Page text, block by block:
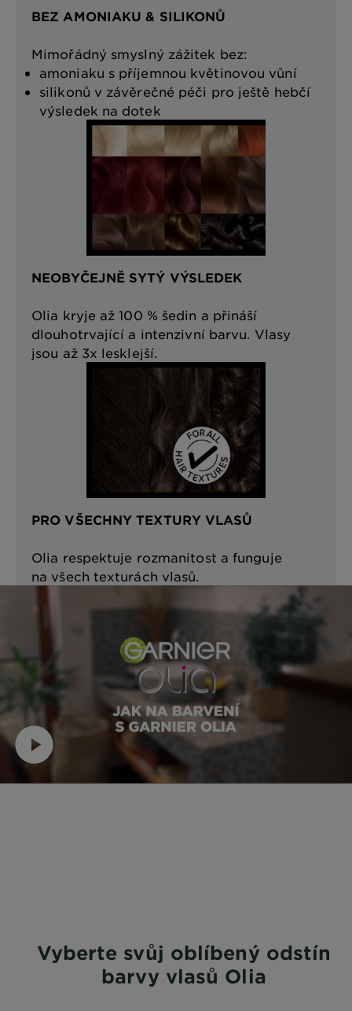
BEZ AMONIAKU & SILIKONŮ
Mimořádný smyslný zážitek bez:
amoniaku s příjemnou květinovou vůní
silikonů v závěrečné péči pro ještě hebčí
výsledek na dotek
NEOBYČEJNĚ SYTÝ VÝSLEDEK
Olia kryje až 100 % šedin a přináší
dlouhotrvající a intenzivní barvu. Vlasy
jsou až 3x lesklejší.
PRO VŠECHNY TEXTURY VLASŮ
Olia respektuje rozmanitost a funguje
na všech texturách vlasů.
Vyberte svůj oblíbený odstín
barvy vlasů Olia